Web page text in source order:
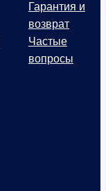
Гарантия и
возврат
Частые
вопросы